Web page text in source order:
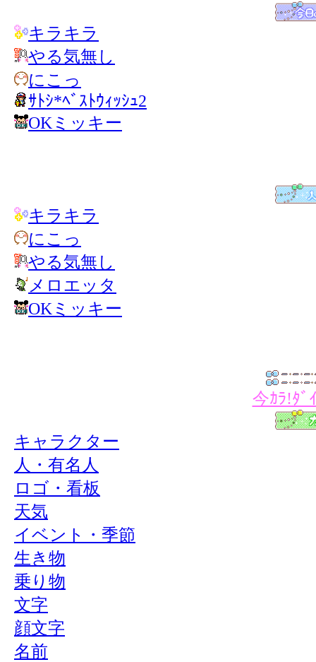
キラキラ
やる気無し
にこっ
ｻﾄｼ*ﾍﾞｽﾄｳｨｯｼｭ2
OKミッキー
キラキラ
にこっ
やる気無し
メロエッタ
OKミッキー
今ｶﾗ!ﾀﾞ
キャラクター
人・有名人
ロゴ・看板
天気
イベント・季節
生き物
乗り物
文字
顔文字
名前